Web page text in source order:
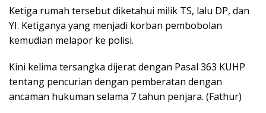
Ketiga rumah tersebut diketahui milik TS, lalu DP, dan
YI. Ketiganya yang menjadi korban pembobolan
kemudian melapor ke polisi.
Kini kelima tersangka dijerat dengan Pasal 363 KUHP
tentang pencurian dengan pemberatan dengan
ancaman hukuman selama 7 tahun penjara. (Fathur)